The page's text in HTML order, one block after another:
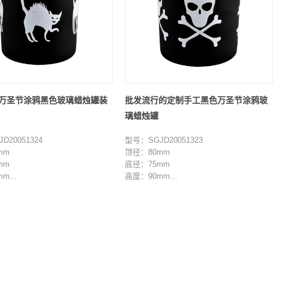
圣节涂鸦黑色玻璃蜡烛罐装
批发流行的定制手工黑色万圣节涂鸦玻
璃蜡烛罐
型号：SGJD20051323
顶径：80mm
底径：75mm
高度：90mm